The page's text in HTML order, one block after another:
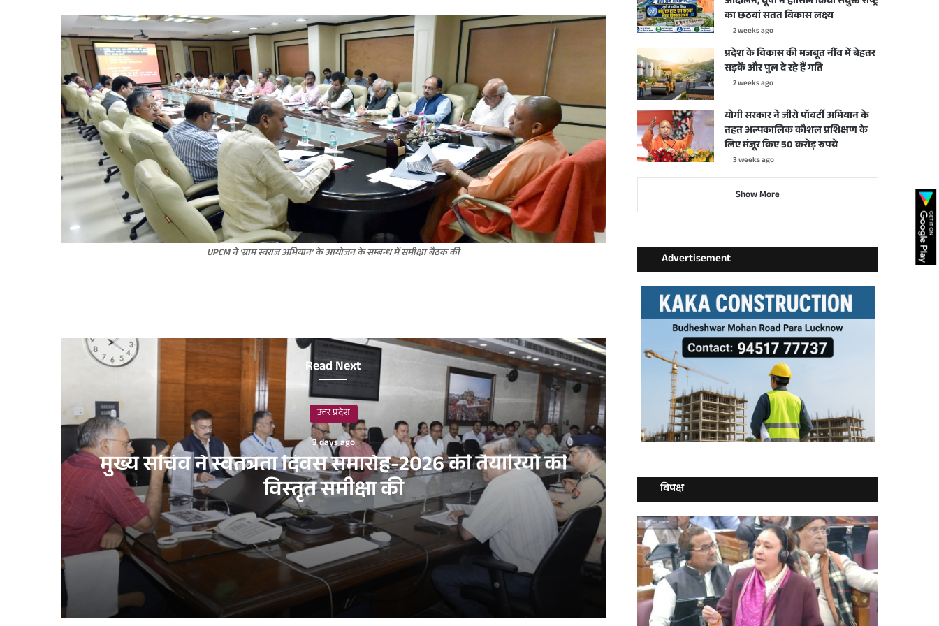
UPCM ने ‘ग्राम स्वराज अभियान’ के आयोजन के सम्बन्ध में समीक्षा बैठक की
Read Next
उत्तर प्रदेश
3 days ago
मुख्य सचिव ने स्वतंत्रता दिवस समारोह-2026 की तैयारियों की
विस्तृत समीक्षा की
3 days ago
मुख्य सचिव ने स्वतंत्रता दिवस समारोह-2026 की तैयारियों की विस्तृत समीक्षा की
का छठवां सतत विकास लक्ष्य
2 weeks ago
प्रदेश के विकास की मजबूत नींव में बेहतर
सड़कें और पुल दे रहे हैं गति
2 weeks ago
योगी सरकार ने जीरो पॉवर्टी अभियान के
तहत अल्पकालिक कौशल प्रशिक्षण के
लिए मंजूर किए 50 करोड़ रुपये
3 weeks ago
Show More
Advertisement
विपक्ष